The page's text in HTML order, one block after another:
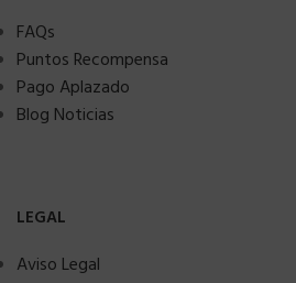
FAQs
Puntos Recompensa
Pago Aplazado
Blog Noticias
LEGAL
Aviso Legal